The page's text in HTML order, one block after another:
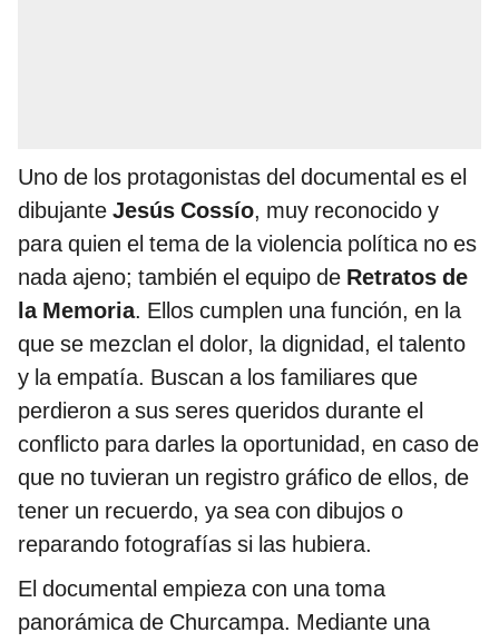
Uno de los protagonistas del documental es el
dibujante Jesús Cossío, muy reconocido y
para quien el tema de la violencia política no es
nada ajeno; también el equipo de Retratos de
la Memoria. Ellos cumplen una función, en la
que se mezclan el dolor, la dignidad, el talento
y la empatía. Buscan a los familiares que
perdieron a sus seres queridos durante el
conflicto para darles la oportunidad, en caso de
que no tuvieran un registro gráfico de ellos, de
tener un recuerdo, ya sea con dibujos o
reparando fotografías si las hubiera.
El documental empieza con una toma
panorámica de Churcampa. Mediante una